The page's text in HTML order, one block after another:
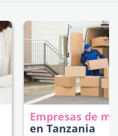
Empresas de
en Tanzania